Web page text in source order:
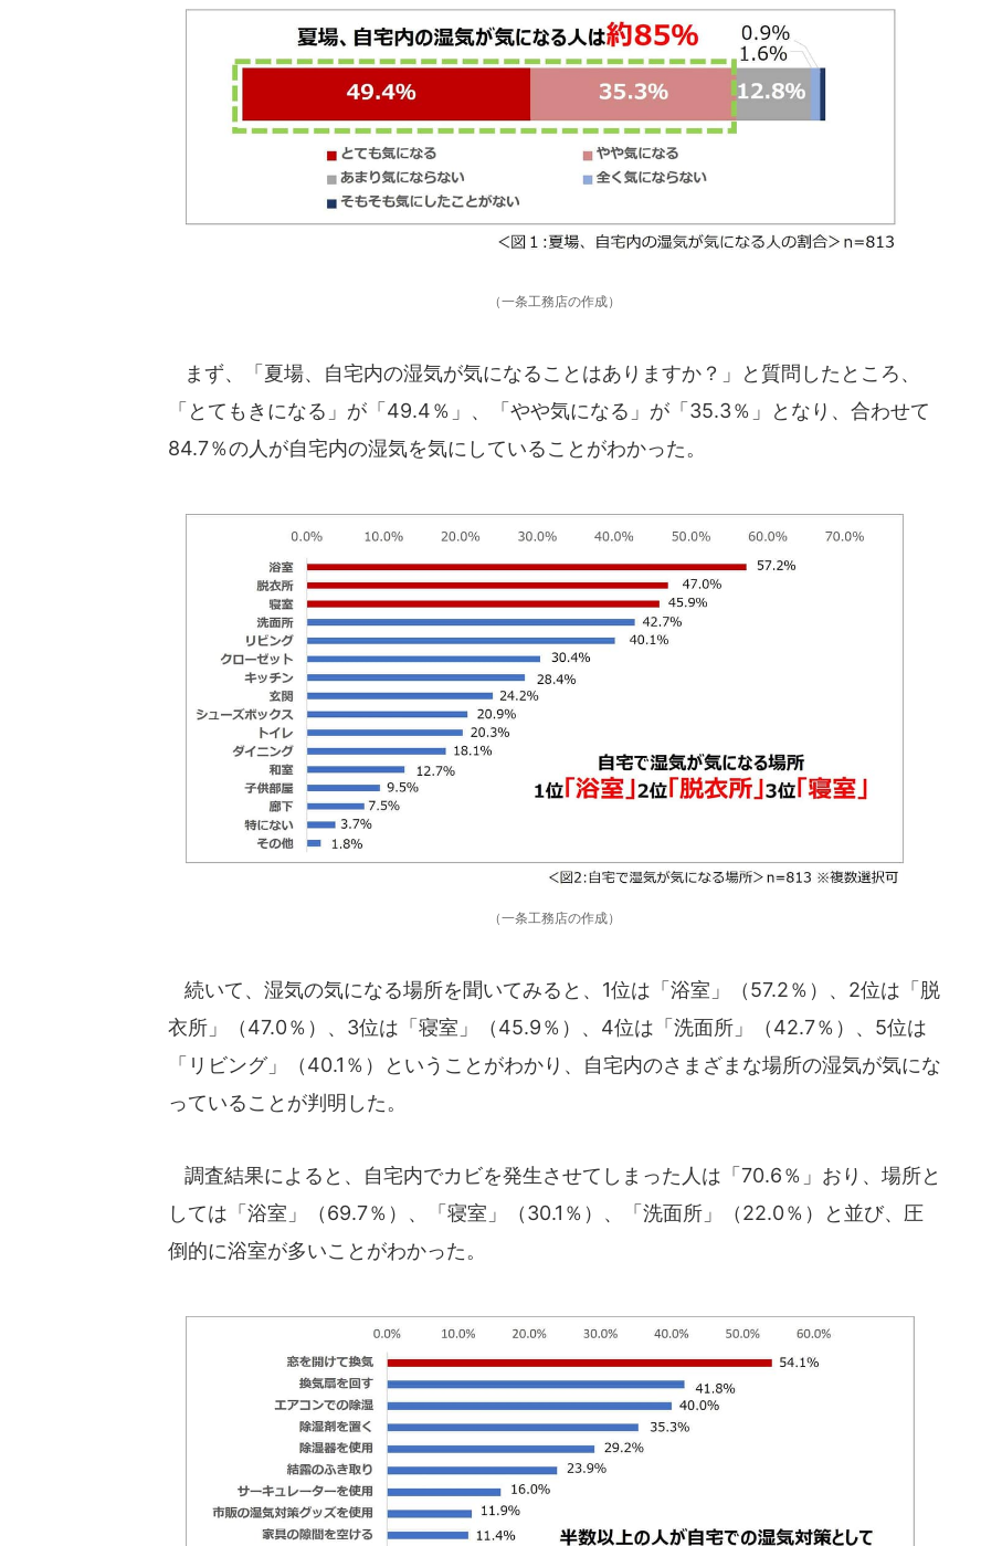
（一条工務店の作成）
まず、「夏場、自宅内の湿気が気になることはありますか？」と質問したところ、
「とてもきになる」が「49.4％」、「やや気になる」が「35.3％」となり、合わせて
84.7％の人が自宅内の湿気を気にしていることがわかった。
（一条工務店の作成）
続いて、湿気の気になる場所を聞いてみると、1位は「浴室」（57.2％）、2位は「脱
衣所」（47.0％）、3位は「寝室」（45.9％）、4位は「洗面所」（42.7％）、5位は
「リビング」（40.1％）ということがわかり、自宅内のさまざまな場所の湿気が気にな
っていることが判明した。
調査結果によると、自宅内でカビを発生させてしまった人は「70.6％」おり、場所と
しては「浴室」（69.7％）、「寝室」（30.1％）、「洗面所」（22.0％）と並び、圧
倒的に浴室が多いことがわかった。